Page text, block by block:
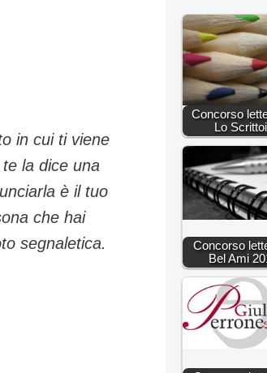
in cui ti viene
la dice una
è il tuo
che hai
segnaletica.
Concorso
Lo
Concorso
Bel Ami